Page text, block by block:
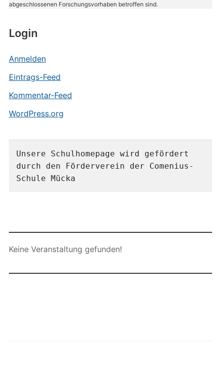
abgeschlossenen Forschungsvorhaben betroffen sind.
Login
Anmelden
Eintrags-Feed
Kommentar-Feed
WordPress.org
Unsere Schulhomepage wird gefördert
durch den Förderverein der Comenius-
Schule Mücka
Keine Veranstaltung gefunden!